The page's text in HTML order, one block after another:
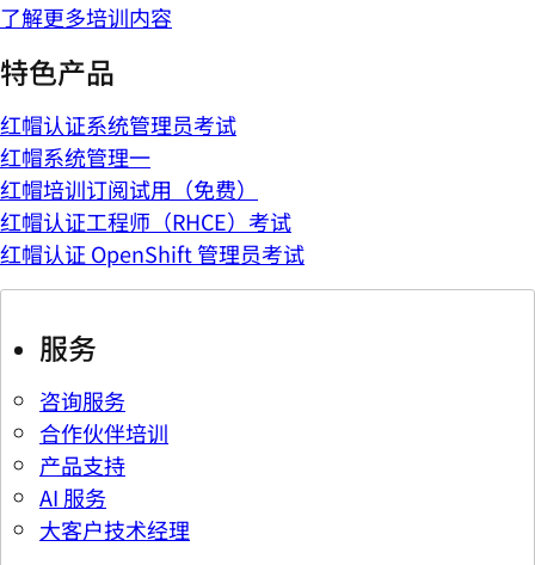
了解更多培训内容
特色产品
红帽认证系统管理员考试
红帽系统管理一
红帽培训订阅试用（免费）
红帽认证工程师（RHCE）考试
红帽认证 OpenShift 管理员考试
服务
咨询服务
合作伙伴培训
产品支持
AI 服务
大客户技术经理